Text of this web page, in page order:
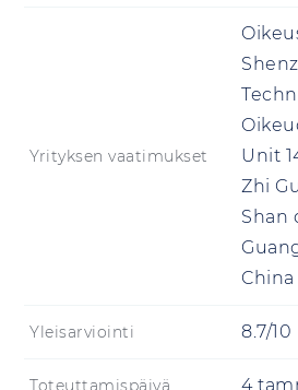
Yrityksen vaatimukset
Unit
Zhi
Shan
China
Yleisarviointi 8.7/10
4